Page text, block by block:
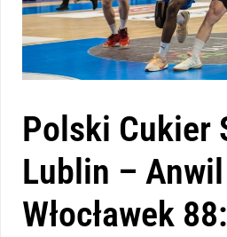
Polski Cukier
Lublin – Anwil
Włocławek